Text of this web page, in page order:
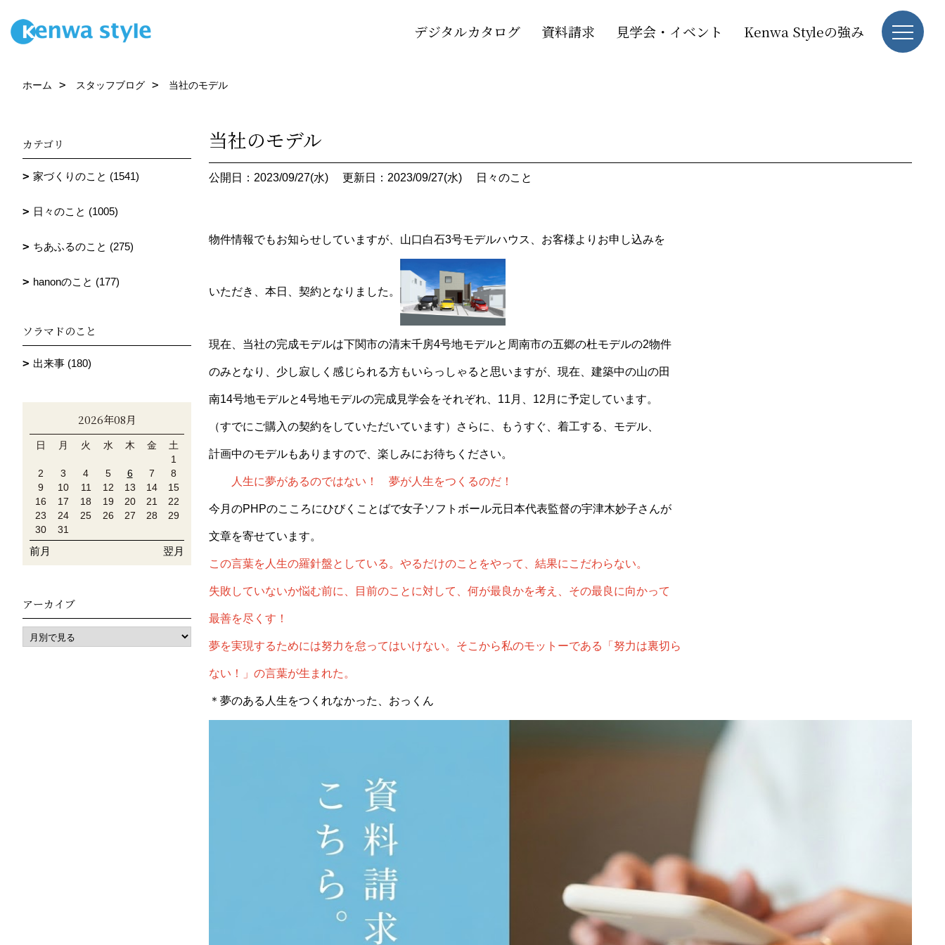
デジタルカタログ 資料請求 見学会・イベント Kenwa Styleの強み
ホーム スタッフブログ 当社のモデル
当社のモデル
公開日：2023/09/27(水) 更新日：2023/09/27(水) 日々のこと
物件情報でもお知らせしていますが、山口白石3号モデルハウス、お客様よりお申し込みを
いただき、本日、契約となりました。
現在、当社の完成モデルは下関市の清末千房4号地モデルと周南市の五郷の杜モデルの2物件
のみとなり、少し寂しく感じられる方もいらっしゃると思いますが、現在、建築中の山の田
南14号地モデルと4号地モデルの完成見学会をそれぞれ、11月、12月に予定しています。
（すでにご購入の契約をしていただいています）さらに、もうすぐ、着工する、モデル、
計画中のモデルもありますので、楽しみにお待ちください。
人生に夢があるのではない！ 夢が人生をつくるのだ！
今月のPHPのこころにひびくことばで女子ソフトボール元日本代表監督の宇津木妙子さんが
文章を寄せています。
この言葉を人生の羅針盤としている。やるだけのことをやって、結果にこだわらない。
失敗していないか悩む前に、目前のことに対して、何が最良かを考え、その最良に向かって
最善を尽くす！
夢を実現するためには努力を怠ってはいけない。そこから私のモットーである「努力は裏切ら
ない！」の言葉が生まれた。
＊夢のある人生をつくれなかった、おっくん
カテゴリ
家づくりのこと (1541)
日々のこと (1005)
ちあふるのこと (275)
hanonのこと (177)
ソラマドのこと
出来事 (180)
2026年08月
日 月 火 水 木 金
土
1
2
3 4 5 6 7
8
9
10 11 12 13 14
15
16
17 18 19 20 21
22
23
24 25 26 27 28
29
30
31
前月 翌月
アーカイブ